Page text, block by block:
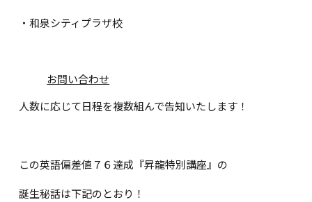
・和泉シティプラザ校
お問い合わせ
人数に応じて日程を複数組んで告知いたします！
この英語偏差値７６達成『昇龍特別講座』の
誕生秘話は下記のとおり！